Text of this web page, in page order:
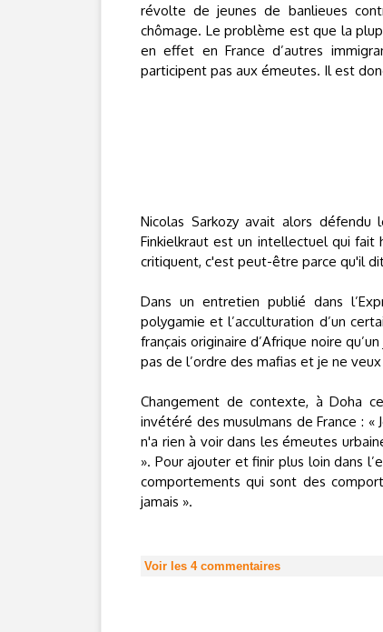
révolte de jeunes de banlieues
chômage. Le problème est que la
en effet en France d’autres
participent pas aux émeutes. Il est
Nicolas Sarkozy avait alors défendu
Finkielkraut est un intellectuel qui
critiquent, c'est peut-être parce qu'il
Dans un entretien publié dans
polygamie et l’acculturation d’un
français originaire d’Afrique noire
pas de l’ordre des mafias et je ne
Changement de contexte, à Doha
invétéré des musulmans de France :
n'a rien à voir dans les émeutes
». Pour ajouter et finir plus loin dans
comportements qui sont des
jamais ».
Voir les 4commentaires